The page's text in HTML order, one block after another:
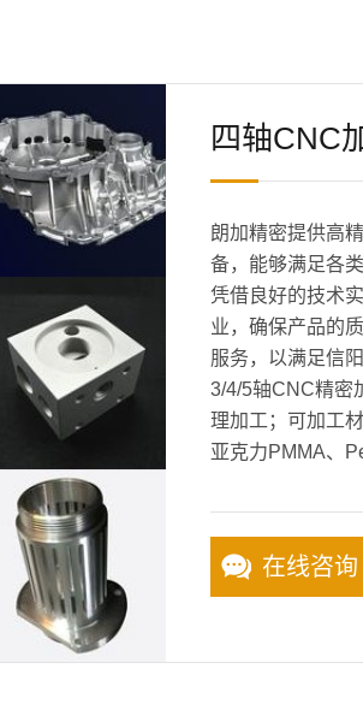
四轴CNC
朗加精密提供高
备，能够满足各
凭借良好的技术
业，确保产品的
服务，以满足信
3/4/5轴CNC精密
理加工；可加工
亚克力PMMA、
在线咨询